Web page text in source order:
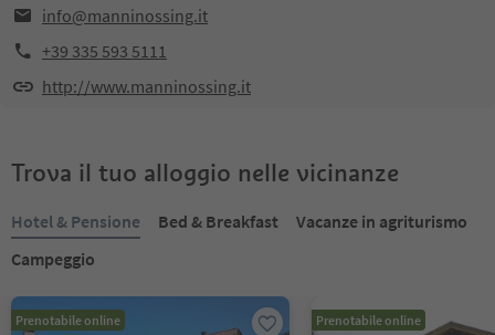
info@manninossing.it
+39 335 593 5111
http://www.manninossing.it
Trova il tuo alloggio nelle vicinanze
Hotel & Pensione Bed & Breakfast
Vacanze in agriturismo
Campeggio
Prenotabile online Prenotabile online